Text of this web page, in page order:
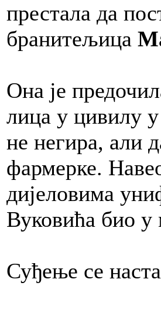
престала да
бранитељица
Она је
лица у цивилу
не негира, али
фармерке.
дијеловима
Вуковића био
Суђење се